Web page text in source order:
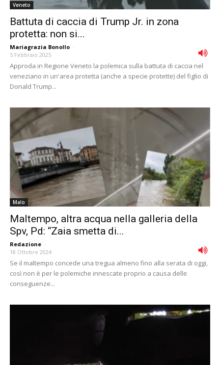
Veneto
Battuta di caccia di Trump Jr. in zona
protetta: non si...
Mariagrazia Bonollo -
5 Febbraio 2025
Approda in Regione Veneto la polemica sulla battuta di caccia nel
veneziano in un'area protetta (anche a specie protette) del figlio di
Donald Trump...
Malo
Maltempo, altra acqua nella galleria della
Spv, Pd: “Zaia smetta di...
Redazione -
18 Ottobre 2024
Se il maltempo concede una tregua almeno fino alla serata di oggi,
così non è per le polemiche innescate proprio a causa delle
conseguenze...